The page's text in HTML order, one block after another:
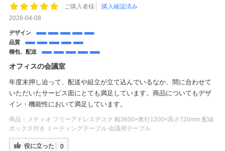
ご購入者様
購入確認済み
2026-04-08
デザイン
品質
梱包、配送
オフィスの会議室
年度末押し迫って、配送や組立が立て込んでいるなか、間に合わせて
いただいたサービス面にとても満足しています。商品についてもデザ
イン・機能性において満足しています。
商品： メティオ フリーアドレスデスク 幅3600×奥行1200×高さ720mm 配線
ボックス付き ミーティングテーブル 会議用テーブル
役に立った 0